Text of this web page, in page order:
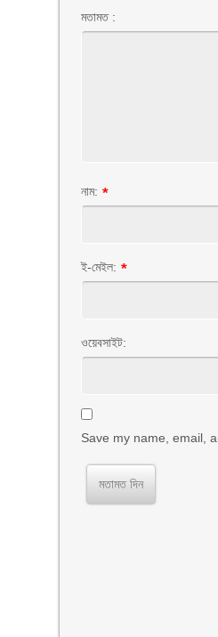
মতামত :
নাম: *
ই-মেইল: *
ওয়েবসাইট:
Save my name, email,